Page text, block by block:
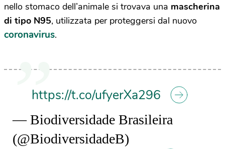
nello stomaco dell’animale si trovava una mascherina
di tipo N95, utilizzata per proteggersi dal nuovo
coronavirus.
https://t.co/ufyerXa296
— Biodiversidade Brasileira
(@BiodiversidadeB)